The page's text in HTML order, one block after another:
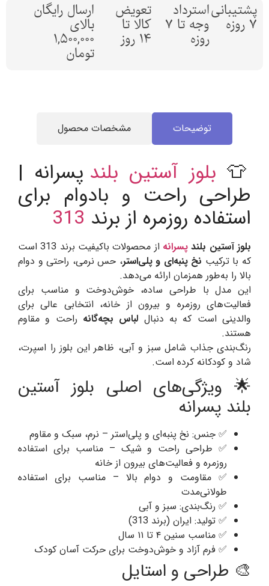
پشتیبانی
7 روزه
استرداد
وجه تا 7
روزه
تعویض
کالا تا
14 روز
ارسال رایگان
بالای
1,500,000
تومان
توضیحات مشخصات محصول
👕 بلوز آستین بلند پسرانه |
طراحی راحت و بادوام برای
استفاده روزمره از برند 313
بلوز آستین بلند پسرانه
از محصولات باکیفیت برند 313 است
که با ترکیب نخ پنبه‌ای و پلی‌استر، حس نرمی، راحتی و دوام
بالا را به‌طور همزمان ارائه می‌دهد.
این مدل با طراحی ساده، خوش‌دوخت و مناسب برای
فعالیت‌های روزمره و بیرون از خانه، انتخابی عالی برای
والدینی است که به دنبال لباس بچه‌گانه راحت و مقاوم
هستند.
رنگ‌بندی جذاب شامل سبز و آبی، ظاهر این بلوز را اسپرت،
شاد و کودکانه کرده است.
🌟 ویژگی‌های اصلی بلوز آستین
بلند پسرانه
✅ جنس: نخ پنبه‌ای و پلی‌استر – نرم، سبک و مقاوم
✅ طراحی راحت و شیک – مناسب برای استفاده
روزمره و فعالیت‌های بیرون از خانه
✅ مقاومت و دوام بالا – مناسب برای استفاده
طولانی‌مدت
✅ رنگ‌بندی: سبز و آبی
✅ تولید: ایران (برند 313)
✅ مناسب سنین ۴ تا ۱۱ سال
✅ فرم آزاد و خوش‌دوخت برای حرکت آسان کودک
🎨 طراحی و استایل